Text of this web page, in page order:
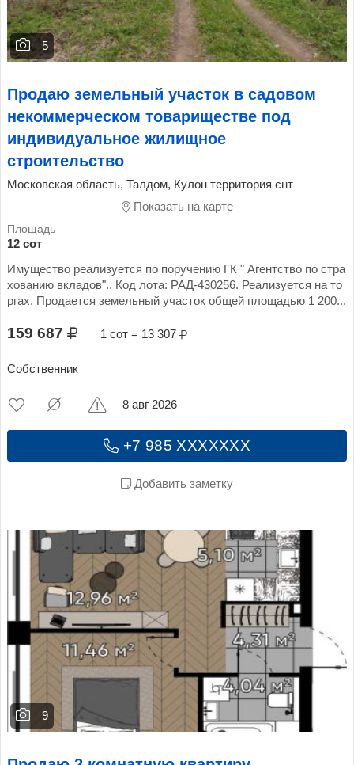
5
Продаю земельный участок в садовом
некоммерческом товариществе под
индивидуальное жилищное
строительство
Московская область, Талдом, Кулон территория снт
Показать на карте
12 сот
Имущество реализуется по поручению ГК " Агентство по стра
хованию вкладов".. Код лота: РАД-430256. Реализуется на то
ргах. Продается земельный участок общей площадью 1 200...
159 687 1 сот = 13 307
Собственник
+7 985 XXXXXXX
Добавить заметку
8 авг 2026
9